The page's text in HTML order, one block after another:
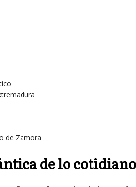
de Zamora
de lo cotidiano